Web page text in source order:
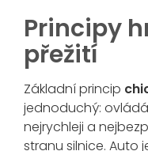
Principy
přežití
Základní princip
jednoduchý:
nejrychleji a
stranu silnice.